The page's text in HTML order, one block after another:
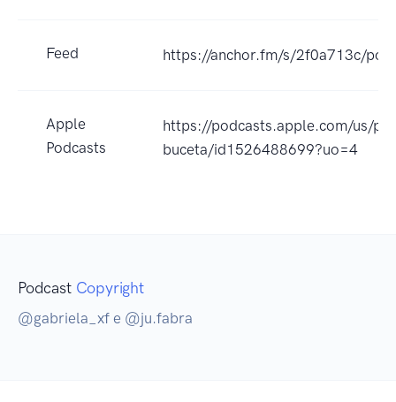
Feed https://anchor.fm/s/2f0a713c/
Apple
Podcasts
https://podcasts.apple.com/us/
buceta/id1526488699?uo=4
Podcast Copyright
@gabriela_xf e @ju.fabra